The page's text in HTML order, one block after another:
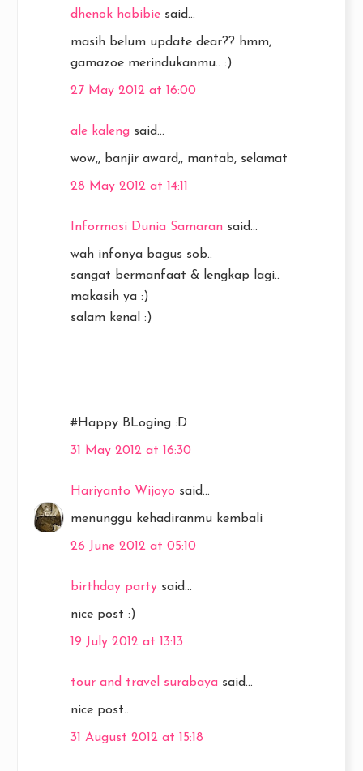
dhenok habibie said...
masih belum update dear?? hmm,
gamazoe merindukanmu.. :)
27 May 2012 at 16:00
ale kaleng said...
wow,, banjir award,, mantab, selamat
28 May 2012 at 14:11
Informasi Dunia Samaran said...
wah infonya bagus sob..
sangat bermanfaat & lengkap lagi..
makasih ya :)
salam kenal :)
#Happy BLoging :D
31 May 2012 at 16:30
Hariyanto Wijoyo said...
menunggu kehadiranmu kembali
26 June 2012 at 05:10
birthday party said...
nice post :)
19 July 2012 at 13:13
tour and travel surabaya said...
nice post..
31 August 2012 at 15:18